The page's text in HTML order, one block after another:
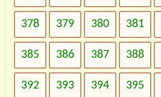
378 379 380 381
385 386 387 388
392 393 394 395